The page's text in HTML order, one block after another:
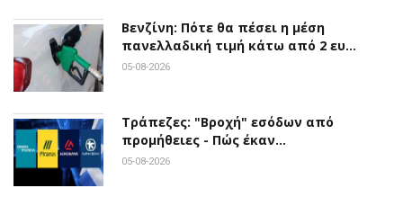
Βενζίνη: Πότε θα πέσει η μέση
πανελλαδική τιμή κάτω από 2 ευ…
05-08-2026
Τράπεζες: "Βροχή" εσόδων από
προμήθειες - Πώς έκαν…
05-08-2026